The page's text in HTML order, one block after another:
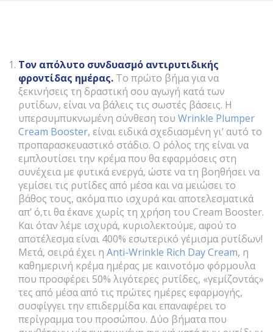
Τον απόλυτο συνδυασμό αντιρυτιδικής
φροντίδας ημέρας. Το πρώτο βήμα για να
ξεκινήσεις τη δραστική σου αγωγή κατά των
ρυτίδων, είναι να βάλεις τις σωστές βάσεις. Η
υπερσυμπυκνωμένη σύνθεση του Wrinkle Plumper
Cream Booster, είναι ειδικά σχεδιασμένη γι’ αυτό το
προπαρασκευαστικό στάδιο. Ο ρόλος της είναι να
εμπλουτίσει την κρέμα που θα εφαρμόσεις στη
συνέχεια με φυτικά ενεργά, ώστε να τη βοηθήσει να
γεμίσει τις ρυτίδες από μέσα και να μειώσει το
βάθος τους, ακόμα πιο ισχυρά και αποτελεσματικά
απ’ ό,τι θα έκανε χωρίς τη χρήση του Cream Booster.
Και όταν λέμε ισχυρά, κυριολεκτούμε, αφού το
αποτέλεσμα είναι 400% εσωτερικό γέμισμα ρυτίδων!
Μετά, σειρά έχει η Anti-Wrinkle Rich Day Cream, η
καθημερινή κρέμα ημέρας με καινοτόμο φόρμουλα
που προσφέρει 50% λιγότερες ρυτίδες, «γεμίζοντάς»
τες από μέσα από τις πρώτες ημέρες εφαρμογής,
συσφίγγει την επιδερμίδα και επαναφέρει το
περίγραμμα του προσώπου. Δύο βήματα που